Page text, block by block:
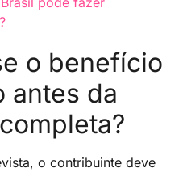
o benefício
antes da
o contribuinte deve